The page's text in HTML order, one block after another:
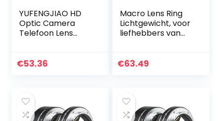
YUFENGJIAO HD
Optic Camera
Telefoon Lens
lenzen Fit for
€53.36
Macro Lens Ring
Lichtgewicht, voor
liefhebbers van
€63.49